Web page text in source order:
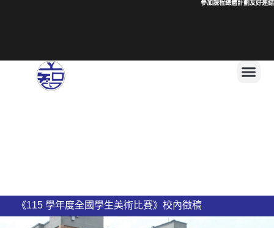
友好連結
參加課程總體計劃
《115 學年度全國學生美術比賽》校內徵稿
115學年度二、四、六年級學生名單 新竹縣私立上智國民小學115學年度導師名單公告
上智國民小學 115學年度編班公告